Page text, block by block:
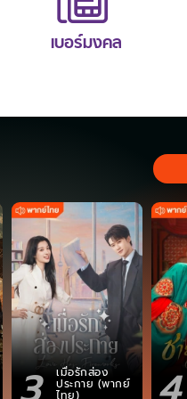
เบอร์มงคล
เมื่อรักส่อง
ประกาย (พากย์
ไทย)